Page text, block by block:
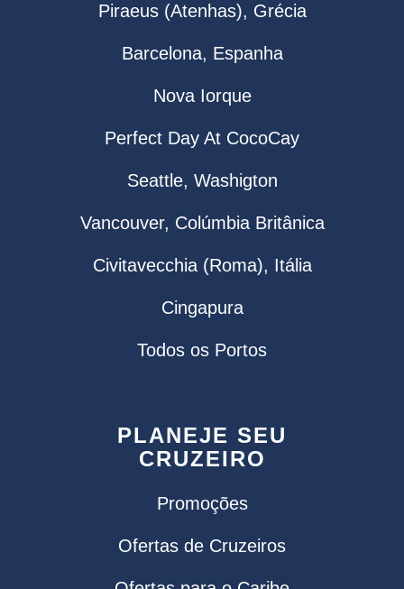
Piraeus (Atenhas), Grécia
Barcelona, Espanha
Nova Iorque
Perfect Day At CocoCay
Seattle, Washigton
Vancouver, Colúmbia Britânica
Civitavecchia (Roma), Itália
Cingapura
Todos os Portos
PLANEJE SEU
CRUZEIRO
Promoções
Ofertas de Cruzeiros